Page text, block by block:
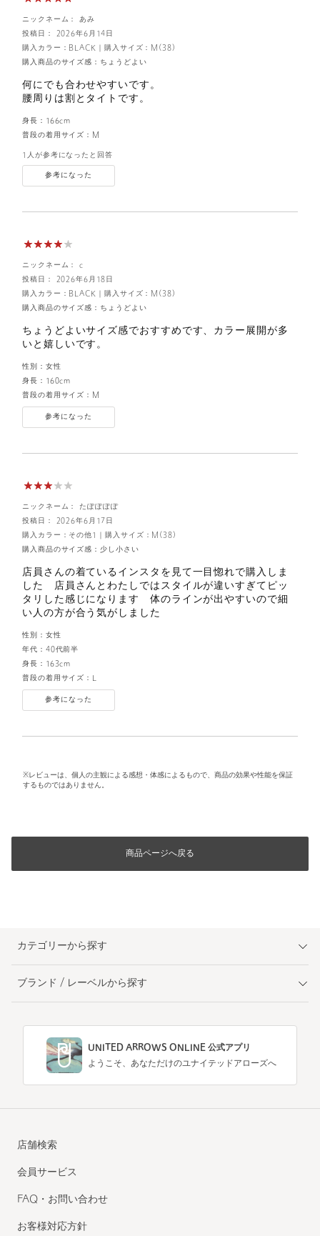
ニックネーム： あみ
投稿日： 2026年6月14日
購入サイズ：M(38)
購入カラー：BLACK
購入商品のサイズ感： ちょうどよい
何にでも合わせやすいです。
腰周りは割とタイトです。
身長： 166cm
普段の着用サイズ： M
1人が参考になったと回答
参考になった
ニックネーム： c
投稿日： 2026年6月18日
購入サイズ：M(38)
購入カラー：BLACK
購入商品のサイズ感： ちょうどよい
ちょうどよいサイズ感でおすすめです、カラー展開が多
いと嬉しいです。
性別： 女性
身長： 160cm
普段の着用サイズ： M
参考になった
ニックネーム： たぽぽぽぽ
投稿日： 2026年6月17日
購入サイズ：M(38)
｜
購入カラー：その他1
購入商品のサイズ感： 少し小さい
店員さんの着ているインスタを見て一目惚れで購入しま
した 店員さんとわたしではスタイルが違いすぎてピッ
タリした感じになります 体のラインが出やすいので細
い人の方が合う気がしました
性別： 女性
年代： 40代前半
身長： 163cm
普段の着用サイズ：
参考になった
※レビューは、個人の主観による感想・体感によるもので、商品の効果や性能を保証
するものではありません。
商品ページへ戻る
カテゴリーから探す
ブランド / レーベルから探す
UNITED ARROWS ONLINE 公式アプリ
ようこそ、あなただけのユナイテッドアローズへ
店舗検索
会員サービス
FAQ・お問い合わせ
お客様対応方針